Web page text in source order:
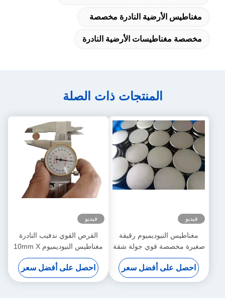
مغناطيس الأرضية النادرة مخصصة
مخصصة مغناطيسات الأرضية النادرة
المنتجات ذات الصلة
فيديو
مغناطيس النيوديميوم رقيقة
صغيرة مخصصة قوي جولة شقة
ندفيب المغناطيس
15mmX1mm
احصل على أفضل سعر
فيديو
القرص القوي ندفيب النادرة
مغناطيس النيوديميوم 10mm X
1mm مخصص على شكل
احصل على أفضل سعر